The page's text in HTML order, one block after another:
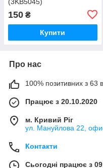
150 ₴
Купити
Про нас
100% позитивних з 63
Працює з 20.10.2020
м. Кривий Ріг
ул. Мануйлова 22,
Контакти
Сьогодні працює з